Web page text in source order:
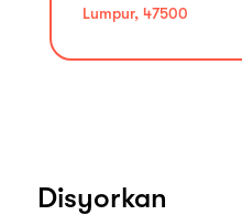
Lumpur, 47500
Disyorkan